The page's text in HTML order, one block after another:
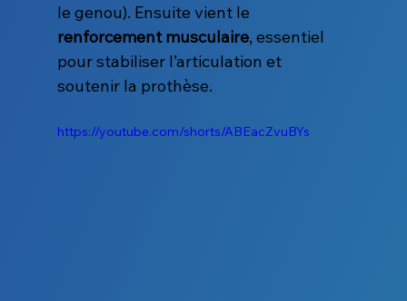
le genou). Ensuite vient le
renforcement musculaire, essentiel
pour stabiliser l’articulation et
soutenir la prothèse.
https://youtube.com/shorts/ABEacZvuBYs